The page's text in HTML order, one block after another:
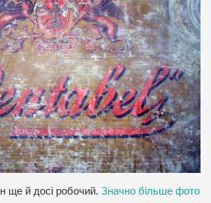
ще й досі робочий. Значно більше фото